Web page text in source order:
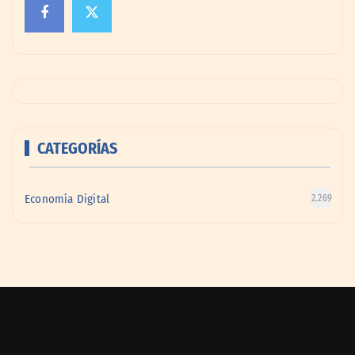
CATEGORÍAS
Economía Digital 2.269